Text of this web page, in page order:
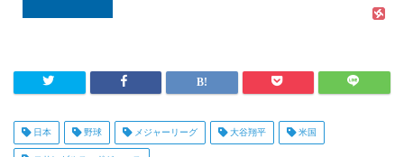
日本 野球 メジャーリーグ 大谷翔平 米国